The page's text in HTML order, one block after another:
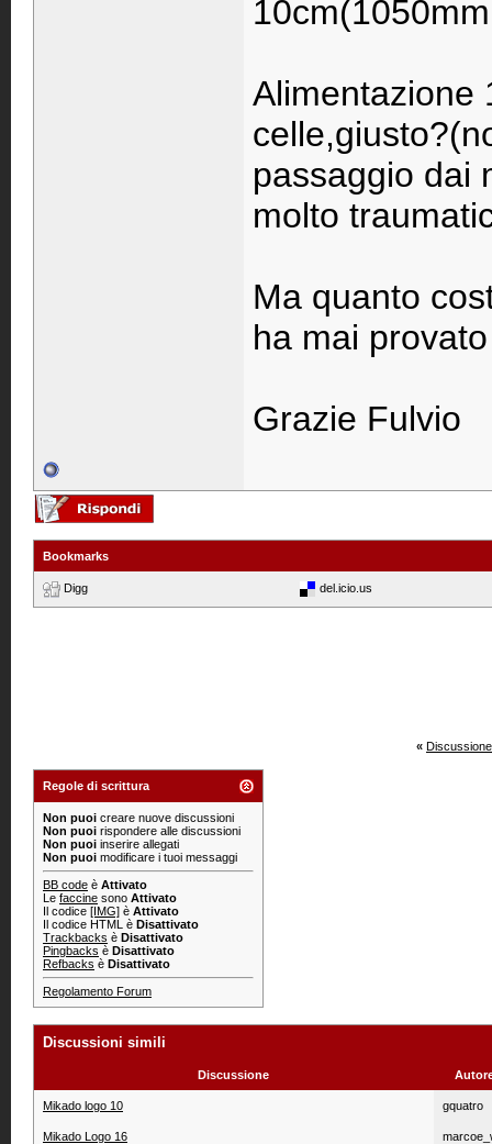
Alimentazione
passaggio dai
molto
Ma quanto
ha mai
Grazie Fulvio
Bookmarks
Digg del.icio.us
«
Regole di scrittura
Non puoi creare nuove discussioni
Non puoi rispondere alle discussioni
Non puoi inserire allegati
Non puoi modificare i tuoi messaggi
BB code è Attivato
Le faccine sono Attivato
Il codice [IMG] è Attivato
Il codice HTML è Disattivato
Trackbacks è Disattivato
Pingbacks è Disattivato
Refbacks è Disattivato
Regolamento Forum
Discussioni simili
Discussione
Mikado logo 10 gquatro
Mikado Logo 16